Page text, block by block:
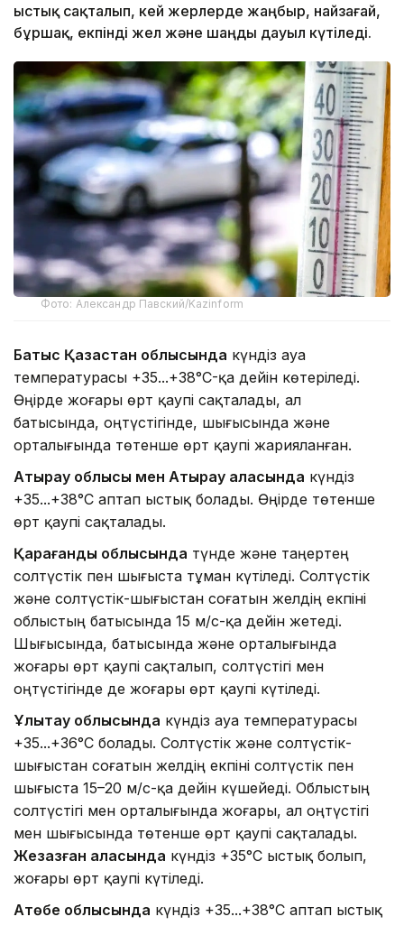
ыстық сақталып, кей жерлерде жаңбыр, найзағай,
бұршақ, екпінді жел және шаңды дауыл күтіледі.
Фото: Александр Павский/Kazinform
Батыс Қазақстан облысында күндіз ауа
температурасы +35...+38°C-қа дейін көтеріледі.
Өңірде жоғары өрт қаупі сақталады, ал
батысында, оңтүстігінде, шығысында және
орталығында төтенше өрт қаупі жарияланған.
Атырау облысы мен Атырау қаласында күндіз
+35...+38°C аптап ыстық болады. Өңірде төтенше
өрт қаупі сақталады.
Қарағанды облысында түнде және таңертең
солтүстік пен шығыста тұман күтіледі. Солтүстік
және солтүстік-шығыстан соғатын желдің екпіні
облыстың батысында 15 м/с-қа дейін жетеді.
Шығысында, батысында және орталығында
жоғары өрт қаупі сақталып, солтүстігі мен
оңтүстігінде де жоғары өрт қаупі күтіледі.
Ұлытау облысында күндіз ауа температурасы
+35...+36°C болады. Солтүстік және солтүстік-
шығыстан соғатын желдің екпіні солтүстік пен
шығыста 15–20 м/с-қа дейін күшейеді. Облыстың
солтүстігі мен орталығында жоғары, ал оңтүстігі
мен шығысында төтенше өрт қаупі сақталады.
Жезқазған қаласында күндіз +35°C ыстық болып,
жоғары өрт қаупі күтіледі.
Ақтөбе облысында күндіз +35...+38°C аптап ыстық